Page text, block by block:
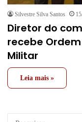
Silvestre Silva Santos
Diretor do
recebe
Militar
Leia mais »